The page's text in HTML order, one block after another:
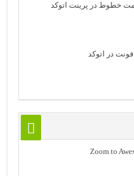
خطوط در پرینت اتوکد
در اتوکد